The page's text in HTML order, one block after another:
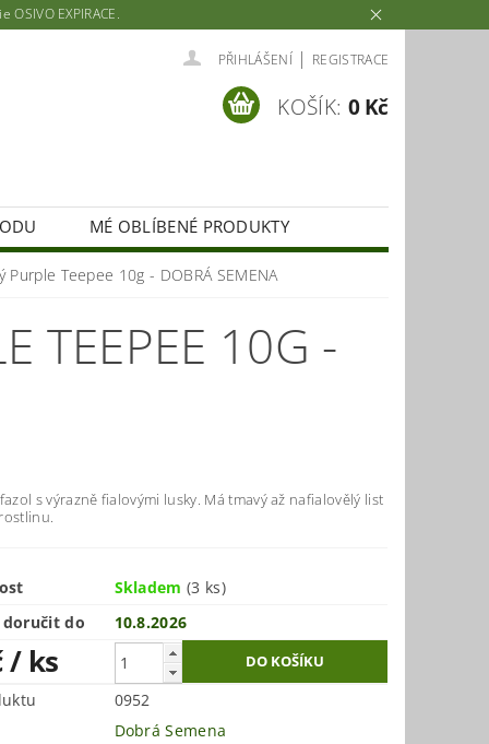
EXPIRACE.
PŘIHLÁŠENÍ | REGISTRACE
KOŠÍK: 0 Kč
MÉ OBLÍBENÉ PRODUKTY
Purple Teepee 10g - DOBRÁ SEMENA
TEEPEE 10G -
s výrazně fialovými lusky. Má tmavý až nafialovělý list
Skladem(3 ks)
doručit do
10.8.2026
/ ks
0952
Dobrá Semena